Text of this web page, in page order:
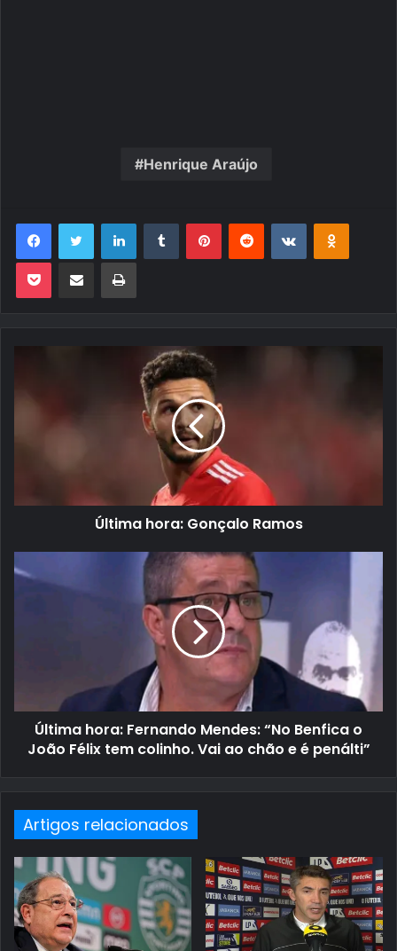
Henrique Araújo
FacebookTwitter LinkedinTumblr PinterestReddit VK OK
Pocket Compartilhar via e-mail Imprimir
Última hora: Gonçalo Ramos
Última hora: Fernando Mendes: “No Benfica o
João Félix tem colinho. Vai ao chão e é penálti”
Artigos relacionados